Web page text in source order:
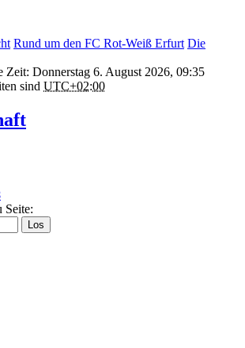
Rund um den FC Rot-Weiß Erfurt Die
Zeit: Donnerstag 6. August 2026, 09:35
sind UTC+02:00
Seite: